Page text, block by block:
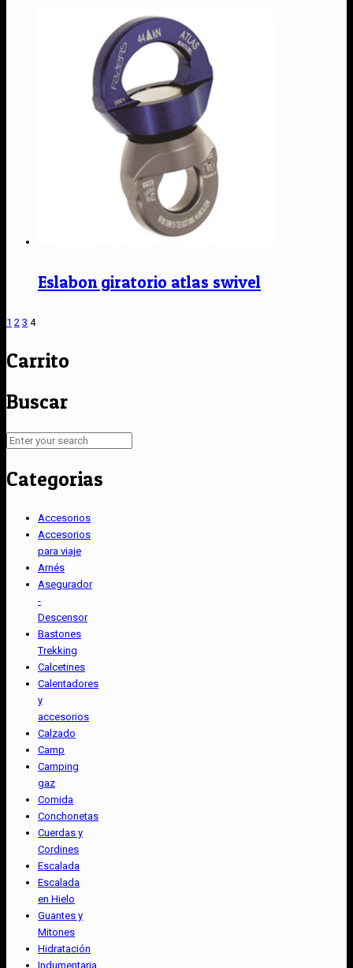
Eslabon giratorio atlas swivel
1 2 3 4
Carrito
Buscar
Categorias
Accesorios
Accesorios
para viaje
Arnés
Asegurador
-
Descensor
Bastones
Trekking
Calcetines
Calentadores
y
accesorios
Calzado
Camp
Camping
gaz
Comida
Conchonetas
Cuerdas y
Cordines
Escalada
Escalada
en Hielo
Guantes y
Mitones
Hidratación
Indumentaria